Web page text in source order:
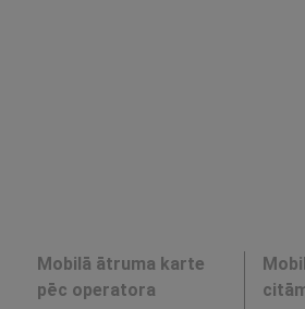
Mobilā ātruma karte
pēc operatora